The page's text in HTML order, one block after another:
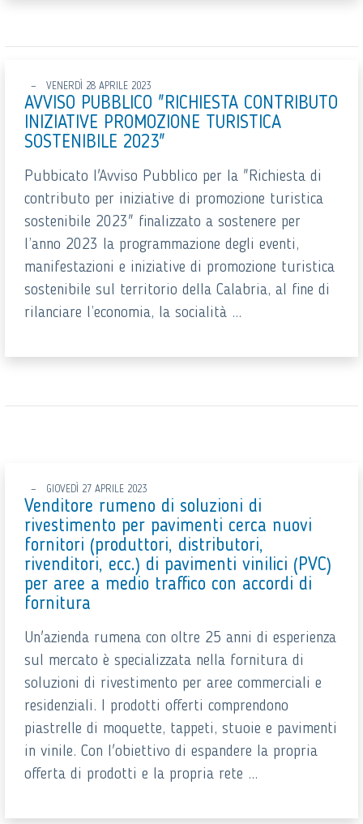
VENERDÌ 28 APRILE 2023
AVVISO PUBBLICO "RICHIESTA CONTRIBUTO
INIZIATIVE PROMOZIONE TURISTICA
SOSTENIBILE 2023"
Pubbicato l'Avviso Pubblico per la "Richiesta di
contributo per iniziative di promozione turistica
sostenibile 2023" finalizzato a sostenere per
l’anno 2023 la programmazione degli eventi,
manifestazioni e iniziative di promozione turistica
sostenibile sul territorio della Calabria, al fine di
rilanciare l’economia, la socialità ...
GIOVEDÌ 27 APRILE 2023
Venditore rumeno di soluzioni di
rivestimento per pavimenti cerca nuovi
fornitori (produttori, distributori,
rivenditori, ecc.) di pavimenti vinilici (PVC)
per aree a medio traffico con accordi di
fornitura
Un'azienda rumena con oltre 25 anni di esperienza
sul mercato è specializzata nella fornitura di
soluzioni di rivestimento per aree commerciali e
residenziali. I prodotti offerti comprendono
piastrelle di moquette, tappeti, stuoie e pavimenti
in vinile. Con l'obiettivo di espandere la propria
offerta di prodotti e la propria rete ...